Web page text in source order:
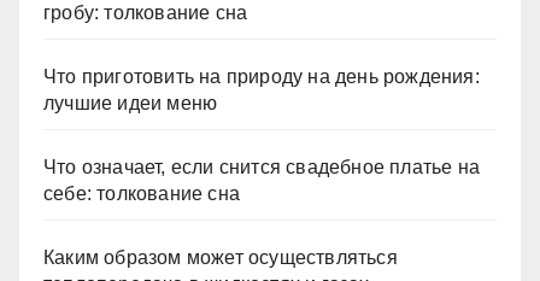
гробу: толкование сна
Что приготовить на природу на день рождения:
лучшие идеи меню
Что означает, если снится свадебное платье на
себе: толкование сна
Каким образом может осуществляться